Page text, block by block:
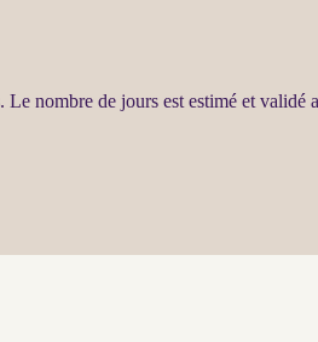
Le nombre de jours est estimé et